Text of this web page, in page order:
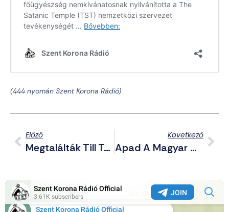
(444 nyomán Szent Korona Rádió)
Előző
Megtalálták Till Tamás Gyilkosát – Az Elévülés Miatt Már Nem Büntethető
Következő
Apad A Magyar Gázkészlet, Kijevbe Küldjük A Tartalékainkat